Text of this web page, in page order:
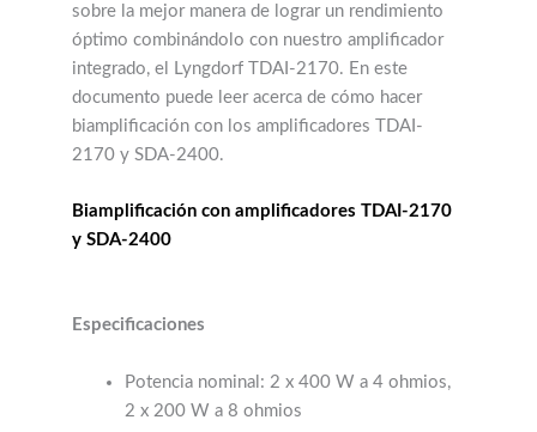
sobre la mejor manera de lograr un rendimiento
óptimo combinándolo con nuestro amplificador
integrado, el Lyngdorf TDAI-2170. En este
documento puede leer acerca de cómo hacer
biamplificación con los amplificadores TDAI-
2170 y SDA-2400.
Biamplificación con amplificadores TDAI-2170
y SDA-2400
Especificaciones
Potencia nominal: 2 x 400 W a 4 ohmios,
2 x 200 W a 8 ohmios